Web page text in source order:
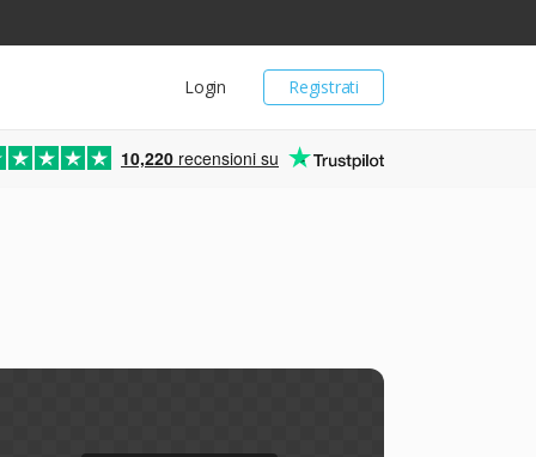
Registrati
Login
10,220 recensioni su